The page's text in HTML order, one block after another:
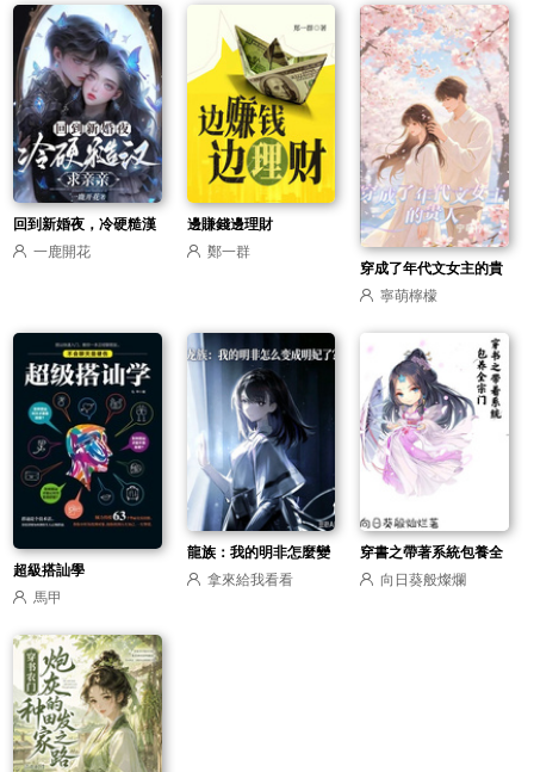
回到新婚夜，冷硬糙漢
求親親一鹿開花
邊賺錢邊理財
鄭一群
穿成了年代文女主的貴
人 寧萌檸檬
超級搭訕學
馬甲
龍族：我的明非怎麼變
成明妃了？
拿來給我看看
穿書之帶著系統包養全
宗門向日葵般燦爛